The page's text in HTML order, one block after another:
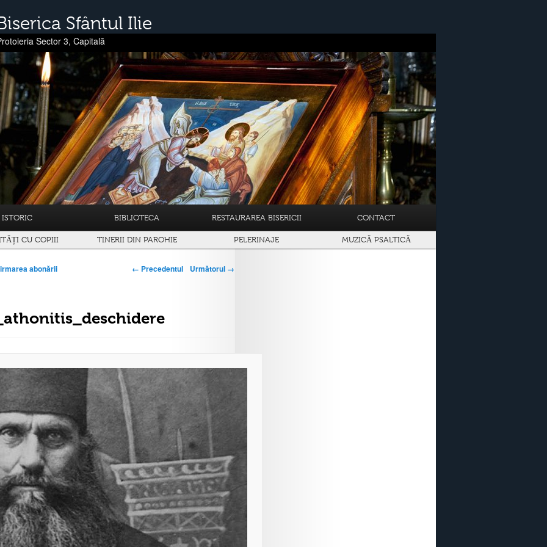
Sfântul Ilie
Sector 3, Capitală
ISTORIC BIBLIOTECA RESTAURAREA BISERICII CONTACT
CU COPIII TINERII DIN PAROHIE PELERINAJE MUZICĂ PSALTICĂ
← Precedentul Următorul →
abonării